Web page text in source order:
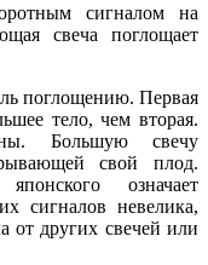
сигналом на
свеча поглощает
поглощению. Первая
тело, чем вторая.
Большую свечу
свой плод.
означает
сигналов невелика,
от других свечей или